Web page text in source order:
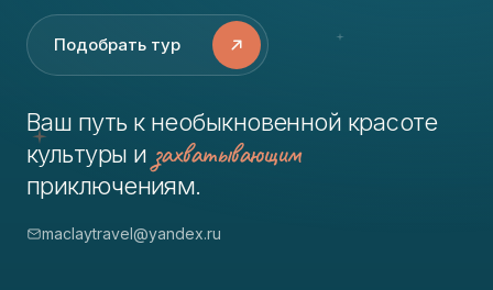
Подобрать тур
Ваш путь к необыкновенной красоте
культуры и захватывающим
приключениям.
maclaytravel@yandex.ru